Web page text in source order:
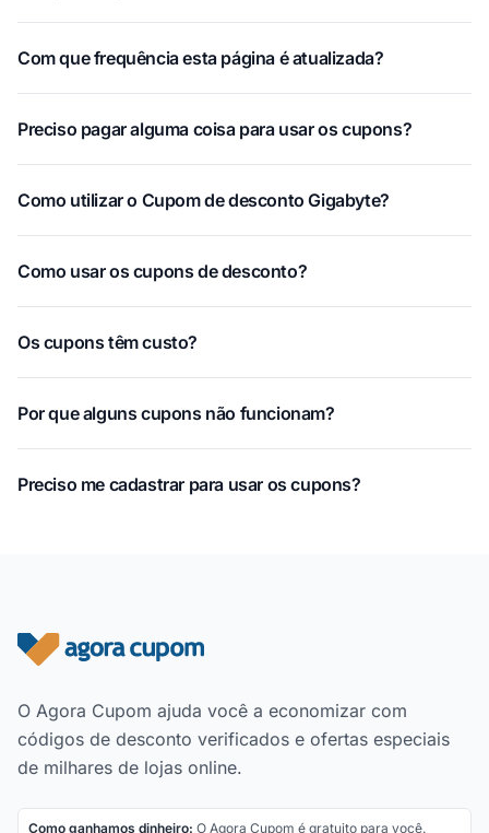
Com que frequência esta página é atualizada?
Preciso pagar alguma coisa para usar os cupons?
Como utilizar o Cupom de desconto Gigabyte?
Como usar os cupons de desconto?
Os cupons têm custo?
Por que alguns cupons não funcionam?
Preciso me cadastrar para usar os cupons?
Rodapé do site
O Agora Cupom ajuda você a economizar com
códigos de desconto verificados e ofertas especiais
de milhares de lojas online.
Como ganhamos dinheiro: O Agora Cupom é gratuito para você.